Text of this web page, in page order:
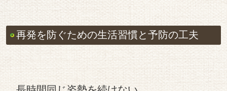
再発を防ぐための生活習慣と予防の工夫